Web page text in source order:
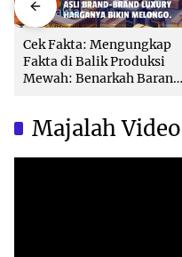
Cek Fakta
Cek Fakta: Mengungkap
Fakta di Balik Produksi
Mewah: Benarkah Barang
Majalah Video